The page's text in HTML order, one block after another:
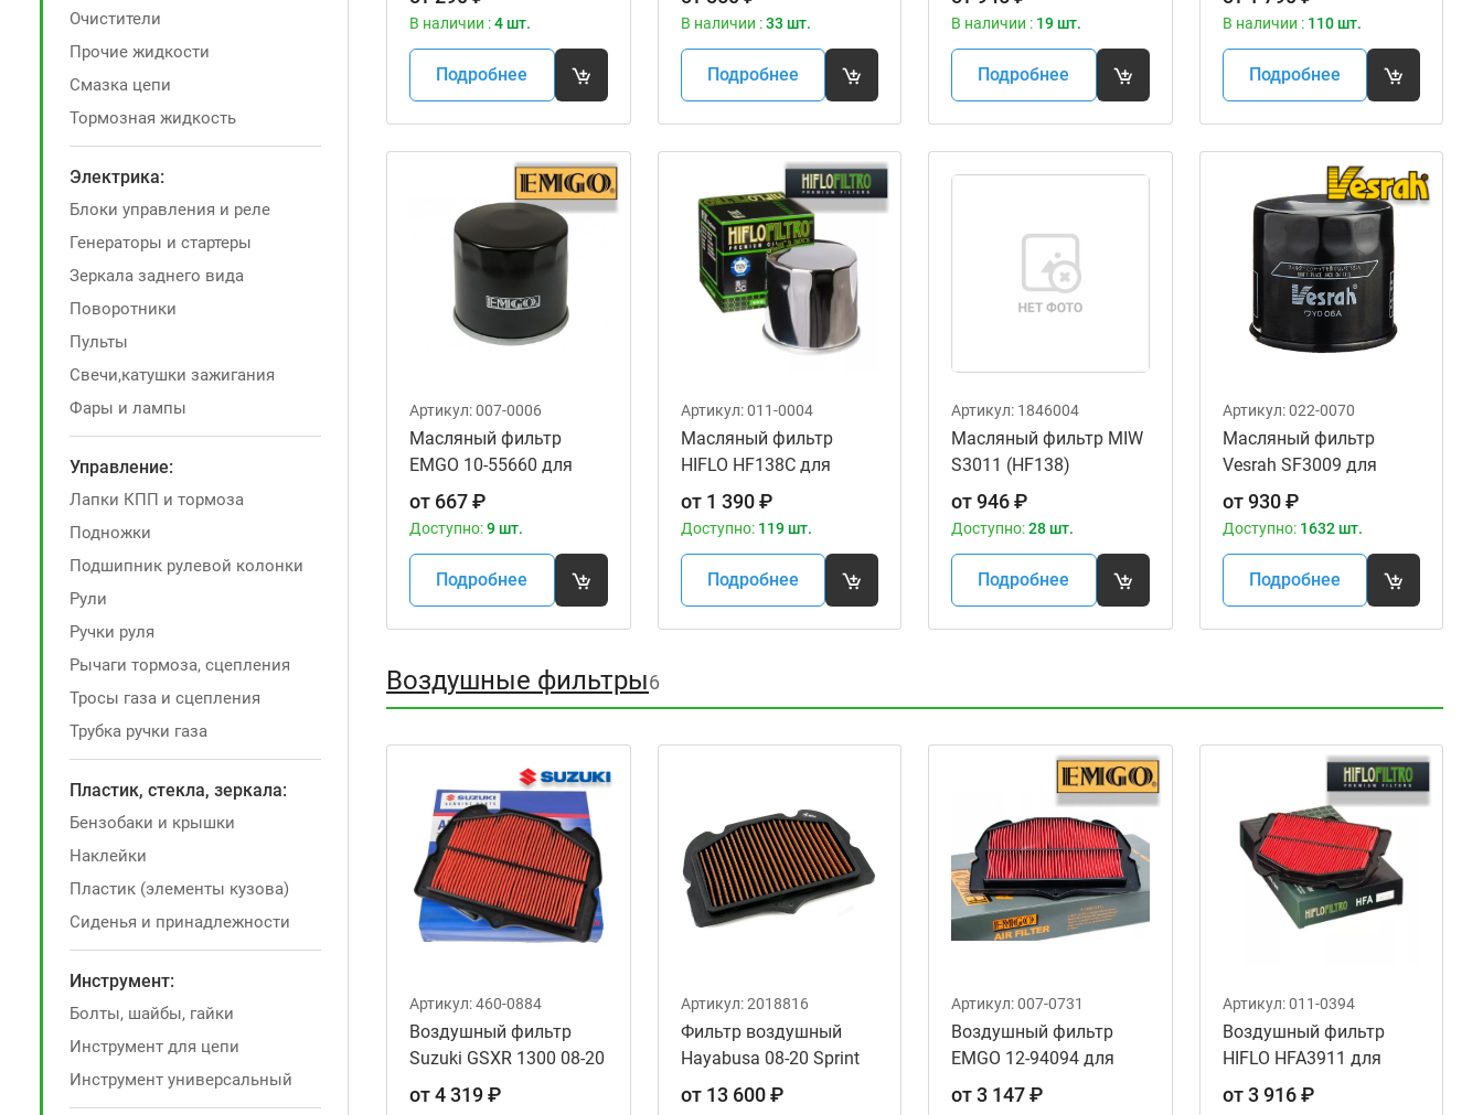
Очистители
Прочие жидкости
Смазка цепи
Тормозная жидкость
Электрика:
Блоки управления и реле
Генераторы и стартеры
Зеркала заднего вида
Поворотники
Пульты
Свечи,катушки зажигания
Фары и лампы
Управление:
Лапки КПП и тормоза
Подножки
Подшипник рулевой колонки
Рули
Ручки руля
Рычаги тормоза, сцепления
Тросы газа и сцепления
Трубка ручки газа
Пластик, стекла, зеркала:
Бензобаки и крышки
Наклейки
Пластик (элементы кузова)
Сиденья и принадлежности
Инструмент:
Болты, шайбы, гайки
Инструмент для цепи
Инструмент универсальный
В наличии :4 шт.
Подробнее
В наличии :33 шт.
Подробнее
В наличии : 19 шт.
Подробнее
Suzuki 16510-07J00
В наличии : 110 шт.
Подробнее
Артикул:007-0006
Масляный фильтр
EMGO 10-55660 для
мотоцикла
от 667₽
Доступно:9 шт.
Подробнее
Артикул:011-0004
Масляный фильтр
HIFLO HF138C для
мотоциклов
от 1 390₽
Доступно: 119 шт.
Подробнее
Артикул: 1846004
Масляный фильтр MIW
S3011 (HF138)
от946₽
Доступно:28 шт.
Подробнее
Артикул:022-0070
Масляный фильтр
Vesrah SF3009 для
мотоциклов
от930₽
Доступно: 1632 шт.
Подробнее
Воздушные фильтры6
Артикул:460-0884
Воздушный фильтр
Suzuki GSXR 1300 08-20
оригинальный 13780-
от4 319₽
Артикул:2018816
Фильтр воздушный
Hayabusa 08-20 Sprint
Filter PM70S
от 13 600₽
Артикул:007-0731
Воздушный фильтр
EMGO 12-94094 для
мотоциклов Suzuki
от3 147₽
Артикул:011-0394
Воздушный фильтр
HIFLO HFA3911 для
мотоциклов Suzuki
от3 916₽